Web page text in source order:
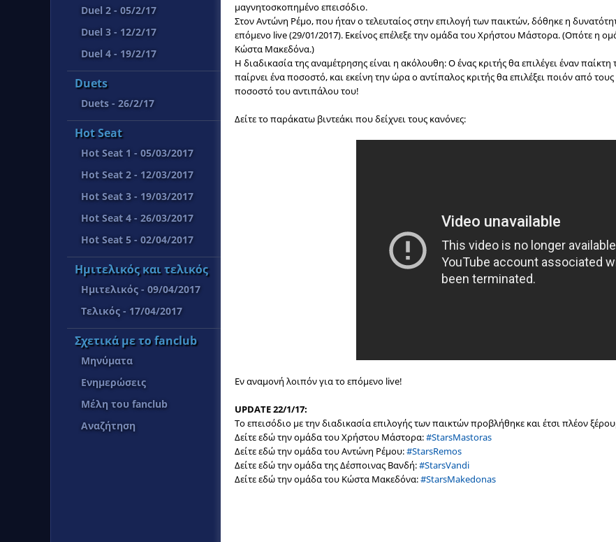
Duel 2 - 05/2/17
Duel 3 - 12/2/17
Duel 4 - 19/2/17
Duets
Duets - 26/2/17
Hot Seat
Hot Seat 1 - 05/03/2017
Hot Seat 2 - 12/03/2017
Hot Seat 3 - 19/03/2017
Hot Seat 4 - 26/03/2017
Hot Seat 5 - 02/04/2017
Ημιτελικός και τελικός
Ημιτελικός - 09/04/2017
Τελικός - 17/04/2017
Σχετικά με το fanclub
Μηνύματα
Ενημερώσεις
Μέλη του fanclub
Αναζήτηση
μαγνητοσκοπημένο επεισόδιο.
Στον Αντώνη Ρέμο, που ήταν ο τελευταίος στην επιλογή των παικτών, δόθηκε η
επόμενο live (29/01/2017). Εκείνος επέλεξε την ομάδα του Χρήστου Μάστορα. (Οπότε η
Κώστα Μακεδόνα.)
Η διαδικασία της αναμέτρησης είναι η ακόλουθη: Ο ένας κριτής θα επιλέγει έναν
παίρνει ένα ποσοστό, και εκείνη την ώρα ο αντίπαλος κριτής θα επιλέξει ποιόν από
ποσοστό του αντιπάλου του!
Δείτε το παράκατω βιντεάκι που δείχνει τους κανόνες:
Εν αναμονή λοιπόν για το επόμενο live!
UPDATE 22/1/17:
Το επεισόδιο με την διαδικασία επιλογής των παικτών προβλήθηκε και έτσι πλέον
Δείτε εδώ την ομάδα του Χρήστου Μάστορα:#StarsMastoras
Δείτε εδώ την ομάδα του Αντώνη Ρέμου:#StarsRemos
Δείτε εδώ την ομάδα της Δέσποινας Βανδή:#StarsVandi
Δείτε εδώ την ομάδα του Κώστα Μακεδόνα:#StarsMakedonas